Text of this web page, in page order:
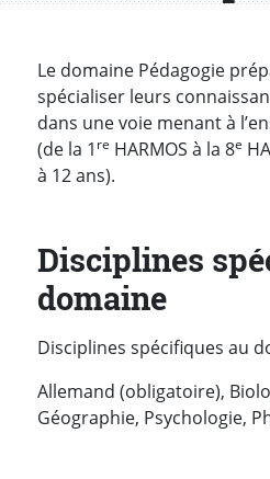
Le domaine Pédagogie
spécialiser leurs
dans une voie menant à
(de la 1 re HARMOS à la 8e
à 12 ans).
Disciplines
domaine
Disciplines spécifiques au
Allemand (obligatoire),
Géographie, Psychologie,